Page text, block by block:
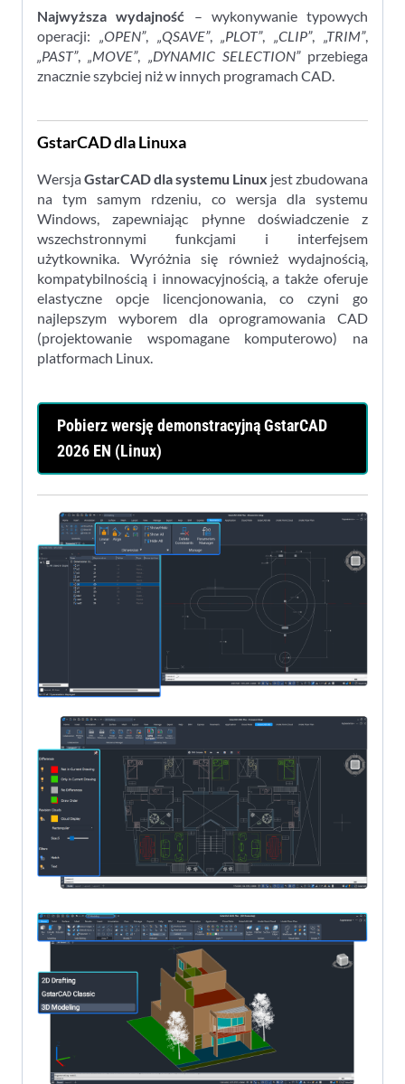
Najwyższa wydajność – wykonywanie typowych
operacji:
„OPEN”, „QSAVE”, „PLOT”, „CLIP”, „TRIM”,
„PAST”, „MOVE”, „DYNAMIC SELECTION”przebiega
znacznie szybciej niż w innych programach CAD.
GstarCAD dla Linuxa
WersjaGstarCAD dla systemu Linux jest zbudowana
na tym samym rdzeniu, co wersja dla systemu
Windows, zapewniając płynne doświadczenie z
wszechstronnymi funkcjami i interfejsem
użytkownika. Wyróżnia się również wydajnością,
kompatybilnością i innowacyjnością, a także oferuje
elastyczne opcje licencjonowania, co czyni go
najlepszym wyborem dla oprogramowania CAD
(projektowanie wspomagane komputerowo) na
platformach Linux.
Pobierz wersję demonstracyjną GstarCAD
2026 EN (Linux)